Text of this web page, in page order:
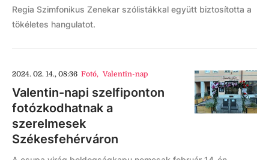
Regia Szimfonikus Zenekar szólistákkal együtt biztosította a
tökéletes hangulatot.
2024. 02. 14., 08:36 Fotó, Valentin-nap
Valentin-napi szelfiponton
fotózkodhatnak a
szerelmesek
Székesfehérváron